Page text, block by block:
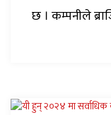
छ । कम्पनीले